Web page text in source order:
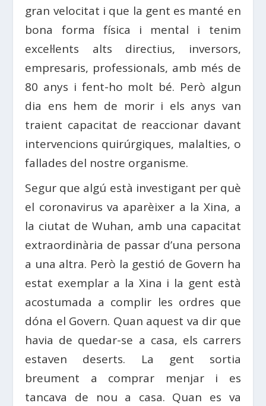
gran velocitat i que la gent es manté en
bona forma física i mental i tenim
excel·lents alts directius, inversors,
empresaris, professionals, amb més de
80 anys i fent-ho molt bé. Però algun
dia ens hem de morir i els anys van
traient capacitat de reaccionar davant
intervencions quirúrgiques, malalties, o
fallades del nostre organisme.
Segur que algú està investigant per què
el coronavirus va aparèixer a la Xina, a
la ciutat de Wuhan, amb una capacitat
extraordinària de passar d’una persona
a una altra. Però la gestió de Govern ha
estat exemplar a la Xina i la gent està
acostumada a complir les ordres que
dóna el Govern. Quan aquest va dir que
havia de quedar-se a casa, els carrers
estaven deserts. La gent sortia
breument a comprar menjar i es
tancava de nou a casa. Quan es va